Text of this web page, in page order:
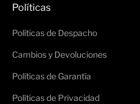
Políticas
Políticas de Despacho
Cambios y Devoluciones
Políticas de Garantía
Políticas de Privacidad